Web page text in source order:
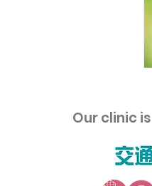
​Our clinic